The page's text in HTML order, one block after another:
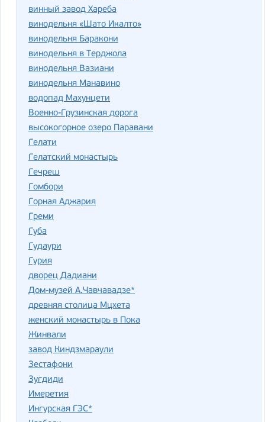
винный завод Хареба
винодельня «Шато Икалто»
винодельня Баракони
винодельня в Терджола
винодельня Вазиани
винодельня Манавино
водопад Махунцети
Военно-Грузинская дорога
высокогорное озеро Паравани
Гелати
Гелатский монастырь
Гечреш
Гомбори
Горная Аджария
Греми
Губа
Гудаури
Гурия
дворец Дадиани
Дом-музей А.Чавчавадзе*
древняя столица Мцхета
женский монастырь в Пока
Жинвали
завод Киндзмараули
Зестафони
Зугдиди
Имеретия
Ингурская ГЭС*